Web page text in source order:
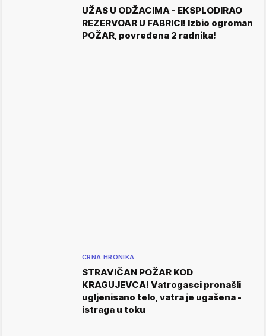
UŽAS U ODŽACIMA - EKSPLODIRAO
REZERVOAR U FABRICI! Izbio ogroman
POŽAR, povređena 2 radnika!
CRNA HRONIKA
STRAVIČAN POŽAR KOD
KRAGUJEVCA! Vatrogasci pronašli
ugljenisano telo, vatra je ugašena -
istraga u toku